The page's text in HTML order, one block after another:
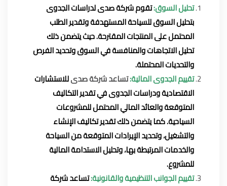
تحليل السوق:تقوم شركة صدى لدراسات الجدوى
بتحليل السوق للسياحة المستهدفة وتقدير الطلب
المحتمل على المنتجات المقترحة. حيث يتضمن ذلك
تحليل الاتجاهات والمنافسة في السوق وتحديد الفرص
والتحديات المحتملة.
تقييم الجدوى المالية:تساعد شركة صدىللاستشارات
الاقتصادية ودراسات الجدوى في تقدير التكاليف
المتوقعة والعائد المالي المحتمل للمشروعات
السياحية. كما يتضمن ذلك تقدير تكاليف الإنشاء
والتشغيل، وتحديد الإيرادات المتوقعة من السياحة
والخدمات المرتبطة بها، وتحليل الاستدامة المالية
للمشروع.
تقييم الجوانب التنظيمية والقانونية:تساعد شركة